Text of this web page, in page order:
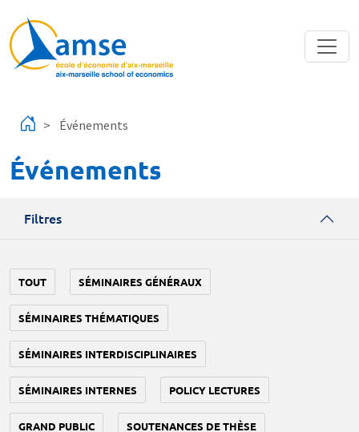
Événements
Événements
Filtres
TOUT SÉMINAIRES GÉNÉRAUX
SÉMINAIRES THÉMATIQUES
SÉMINAIRES INTERDISCIPLINAIRES
SÉMINAIRES INTERNES POLICY LECTURES
GRAND PUBLIC SOUTENANCES DE THÈSE